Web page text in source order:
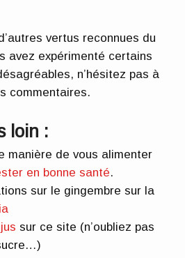
vertus reconnues du
avez expérimenté certains
n’hésitez pas à
commentaires.
loin :
manière de vous alimenter
en bonne santé.
sur le gingembre sur la
sur ce site (n’oubliez pas